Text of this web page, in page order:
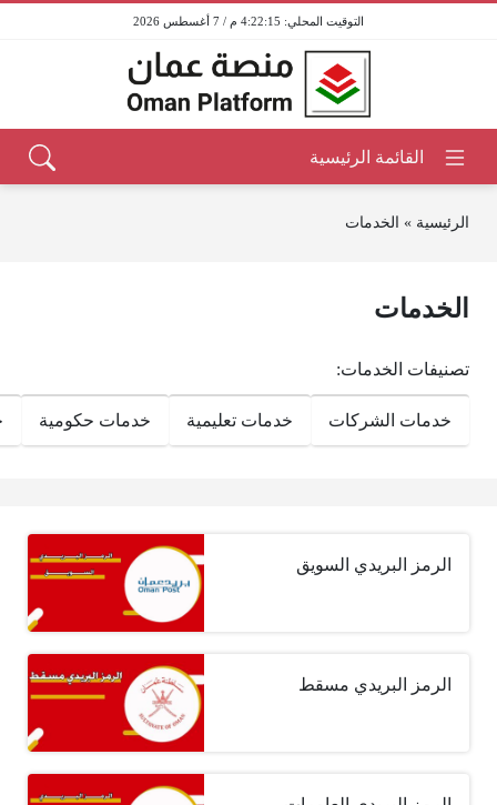
4:22:15 م / 7 أغسطس 2026
الرئيسية » الخدمات
الخدمات
تصنيفات الخدمات:
خدمات الشركات خدمات تعليمية خدمات حكومية
الرمز البريدي السويق
الرمز البريدي مسقط